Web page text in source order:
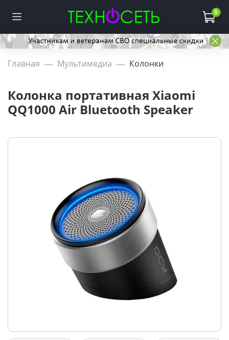
0
Главная Мультимедиа Колонки
Колонка портативная Xiaomi
QQ1000 Air Bluetooth Speaker